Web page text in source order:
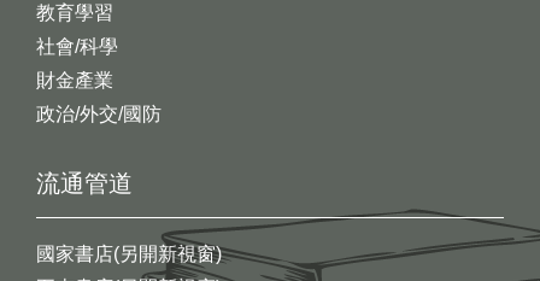
教育學習
社會/科學
財金產業
政治/外交/國防
流通管道
國家書店(另開新視窗)